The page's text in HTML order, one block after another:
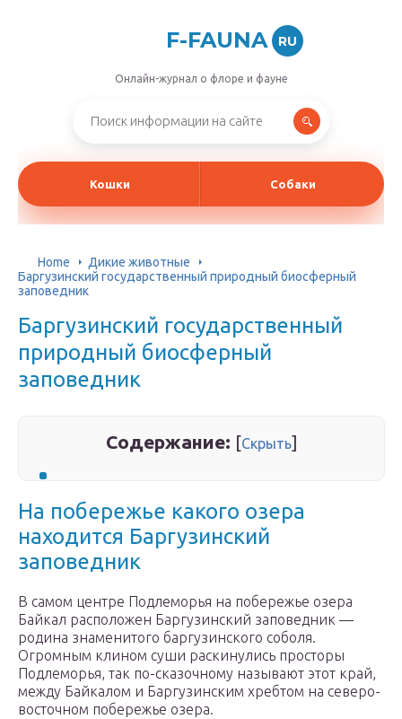
F-FAUNA RU
Онлайн-журнал о флоре и фауне
Кошки Собаки
Home
Дикие животные
Баргузинский государственный природный биосферный
заповедник
Баргузинский государственный
природный биосферный
заповедник
Содержание: [Скрыть]
На побережье какого озера
находится Баргузинский
заповедник
В самом центре Подлеморья на побережье озера
Байкал расположен Баргузинский заповедник —
родина знаменитого баргузинского соболя.
Огромным клином суши раскинулись просторы
Подлеморья, так по-сказочному называют этот край,
между Байкалом и Баргузинским хребтом на северо-
восточном побережье озера.